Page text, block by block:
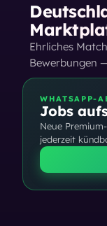
Ehrliches
Bewerbungen
WHATSAPP-
Jobs
Neue
jederzeit